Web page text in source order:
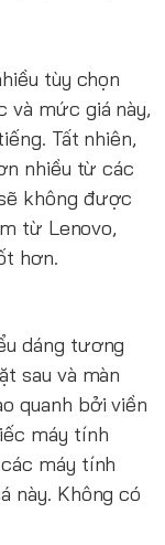
tùy chọn
và mức giá này,
Tất nhiên,
nhiều từ các
không được
từ Lenovo,
hơn.
dáng tương
sau và màn
quanh bởi viền
máy tính
máy tính
này. Không có